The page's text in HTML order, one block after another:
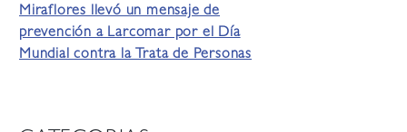
Miraflores llevó un mensaje de
prevención a Larcomar por el Día
Mundial contra la Trata de Personas